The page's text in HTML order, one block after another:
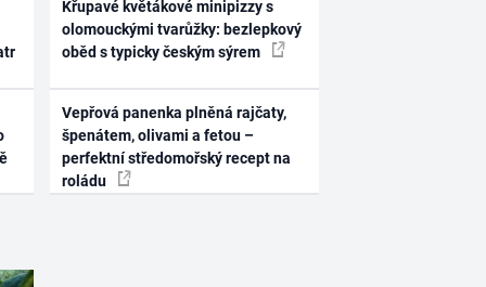
Křupavé květákové minipizzy s
olomouckými tvarůžky: bezlepkový
oběd s typicky českým sýrem
Vepřová panenka plněná rajčaty,
špenátem, olivami a fetou –
perfektní středomořský recept na
roládu